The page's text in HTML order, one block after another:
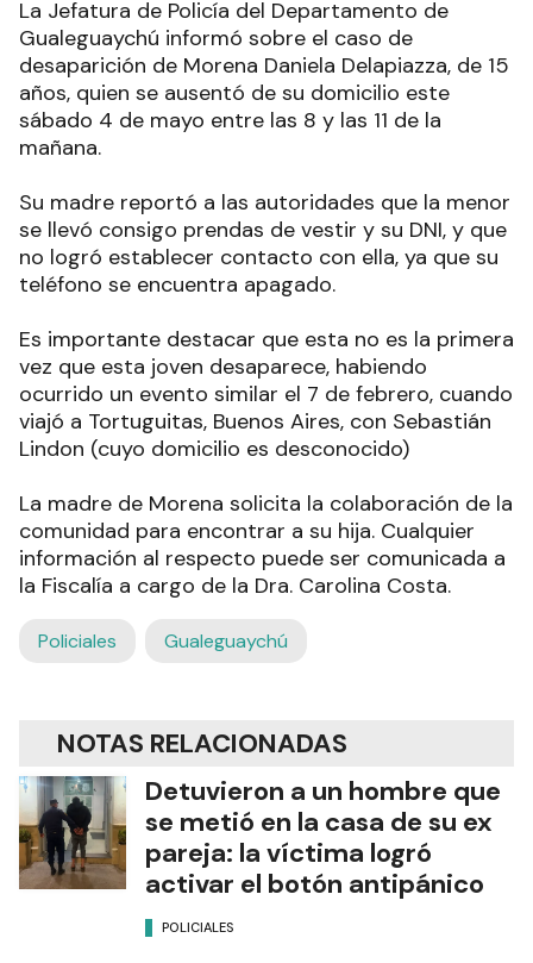
La Jefatura de Policía del Departamento de
Gualeguaychú informó sobre el caso de
desaparición de Morena Daniela Delapiazza, de 15
años, quien se ausentó de su domicilio este
sábado 4 de mayo entre las 8 y las 11 de la
mañana.
Su madre reportó a las autoridades que la menor
se llevó consigo prendas de vestir y su DNI, y que
no logró establecer contacto con ella, ya que su
teléfono se encuentra apagado.
Es importante destacar que esta no es la primera
vez que esta joven desaparece, habiendo
ocurrido un evento similar el 7 de febrero, cuando
viajó a Tortuguitas, Buenos Aires, con Sebastián
Lindon (cuyo domicilio es desconocido)
La madre de Morena solicita la colaboración de la
comunidad para encontrar a su hija. Cualquier
información al respecto puede ser comunicada a
la Fiscalía a cargo de la Dra. Carolina Costa.
Policiales Gualeguaychú
NOTAS RELACIONADAS
Detuvieron a un hombre que
se metió en la casa de su ex
pareja: la víctima logró
activar el botón antipánico
POLICIALES